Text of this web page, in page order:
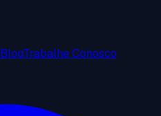
BlogTrabalhe Conosco